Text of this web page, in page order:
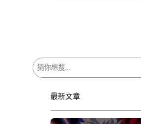
搜
尋
最新文章